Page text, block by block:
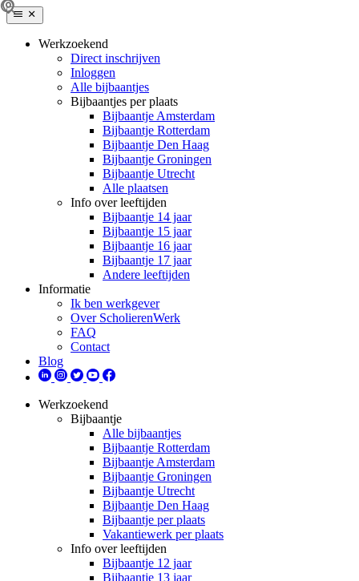
Werkzoekend
Direct inschrijven
Inloggen
Alle bijbaantjes
Bijbaantjes per plaats
Bijbaantje Amsterdam
Bijbaantje Rotterdam
Bijbaantje Den Haag
Bijbaantje Groningen
Bijbaantje Utrecht
Alle plaatsen
Info over leeftijden
Bijbaantje 14 jaar
Bijbaantje 15 jaar
Bijbaantje 16 jaar
Bijbaantje 17 jaar
Andere leeftijden
Informatie
Ik ben werkgever
Over ScholierenWerk
FAQ
Contact
Blog
Werkzoekend
Bijbaantje
Alle bijbaantjes
Bijbaantje Rotterdam
Bijbaantje Amsterdam
Bijbaantje Groningen
Bijbaantje Utrecht
Bijbaantje Den Haag
Bijbaantje per plaats
Vakantiewerk per plaats
Info over leeftijden
Bijbaantje 12 jaar
Bijbaantje 13 jaar